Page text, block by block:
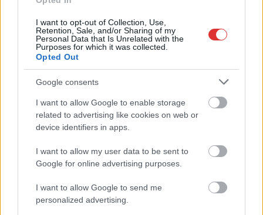
I want to opt-out of Collection, Use,
Retention, Sale, and/or Sharing of my
Personal Data that Is Unrelated with the
Purposes for which it was collected.
Opted Out
Google consents
I want to allow Google to enable storage
related to advertising like cookies on web or
device identifiers in apps.
I want to allow my user data to be sent to
Google for online advertising purposes.
I want to allow Google to send me
personalized advertising.
ezelőtti árvíz idején és így most – fotógyűjtemény
ugyanazokból a szögekből
Ilyenek eddig a tapasztalatok a vendégektől – a hőhullám
miatt ingyenes a strandolás Szolnokon
Nem biztató: a hétvégi kisebb felfrissülés után jövő héten
megint visszatér a forróság, újra rekkenő hőség jön, akár 38
fokokkal
Közzétették a szakértői állásfoglalást, a Fiumei úti fák
többsége szakszerűen már nem ápolható
A MÚOSZ sajtódíjának második helyét nyerte el a Borsod24 és
a Paraméter közös riportfilmje a Sajó szennyezéséről